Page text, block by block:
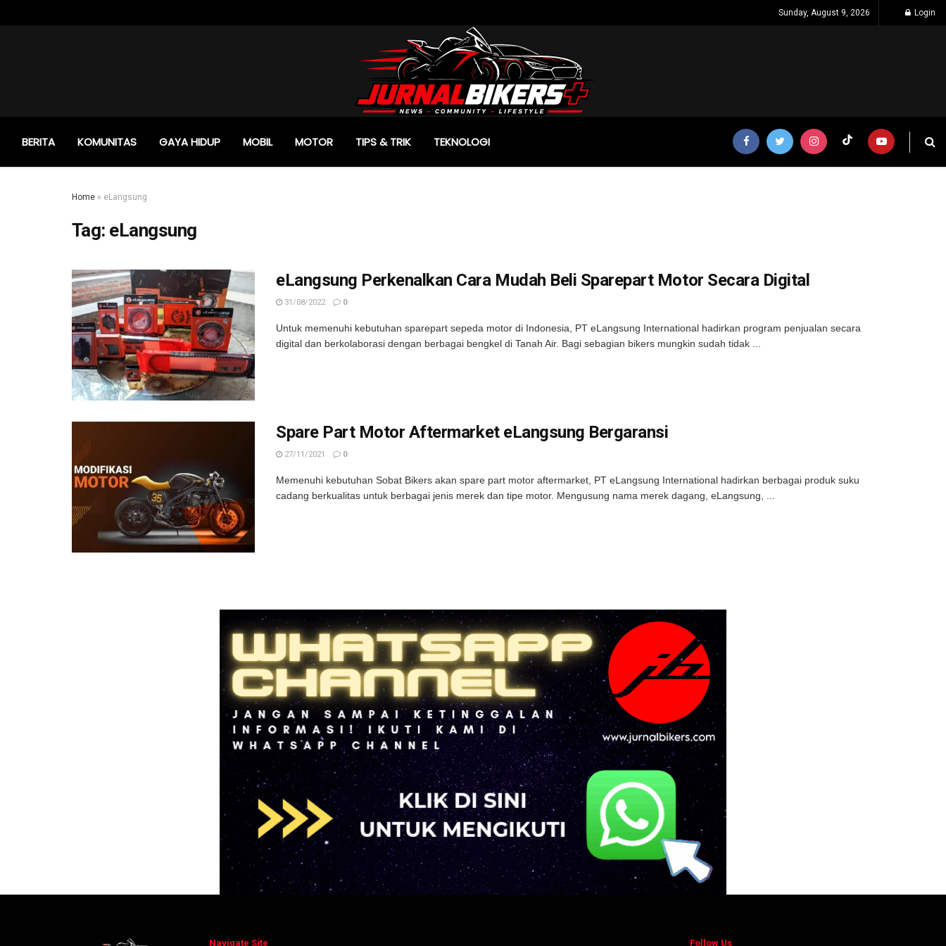
Sunday, August 9, 2026 Login
BERITA KOMUNITAS GAYA HIDUP MOBIL MOTOR TIPS & TRIK TEKNOLOGI
Home » eLangsung
Tag: eLangsung
eLangsung Perkenalkan Cara Mudah Beli Sparepart Motor Secara Digital
31/08/2022 0
Untuk memenuhi kebutuhan sparepart sepeda motor di Indonesia, PT eLangsung International hadirkan program penjualan secara
digital dan berkolaborasi dengan berbagai bengkel di Tanah Air. Bagi sebagian bikers mungkin sudah tidak ...
Spare Part Motor Aftermarket eLangsung Bergaransi
27/11/2021 0
Memenuhi kebutuhan Sobat Bikers akan spare part motor aftermarket, PT eLangsung International hadirkan berbagai produk suku
cadang berkualitas untuk berbagai jenis merek dan tipe motor. Mengusung nama merek dagang, eLangsung, ...
Navigate Site Follow Us